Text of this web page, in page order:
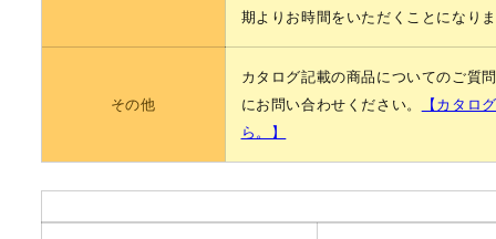
期よりお時間をいただくことになり
その他
カタログ記載の商品についてのご質
にお問い合わせください。
【カタロ
ら。】